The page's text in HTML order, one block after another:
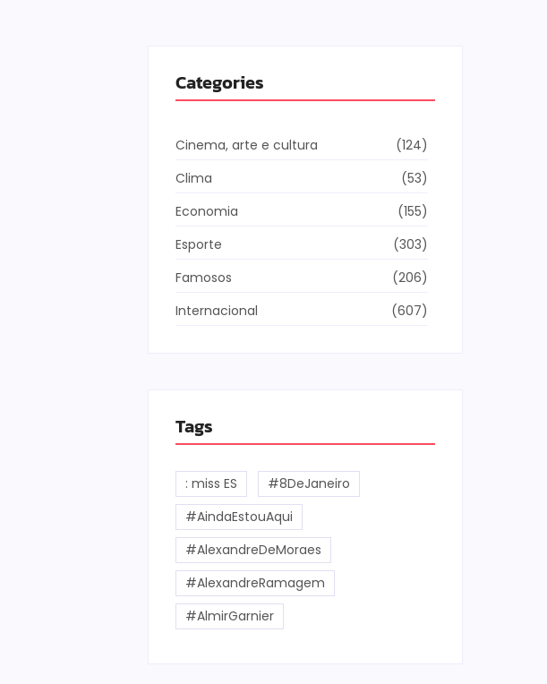
Categories
Cinema, arte e cultura
(124)
Clima
(53)
Economia
(155)
Esporte
(303)
Famosos
(206)
Internacional
(607)
Tags
: miss ES
#8DeJaneiro
#AindaEstouAqui
#AlexandreDeMoraes
#AlexandreRamagem
#AlmirGarnier